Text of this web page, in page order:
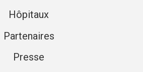
Hôpitaux
Partenaires
Presse